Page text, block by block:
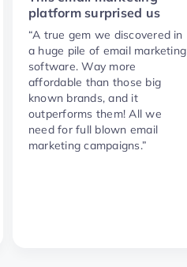
platform surprised us
“A true gem we discovered in
a huge pile of email marketing
software. Way more
affordable than those big
known brands, and it
outperforms them! All we
need for full blown email
marketing campaigns.”